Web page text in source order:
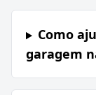
Como
garagem